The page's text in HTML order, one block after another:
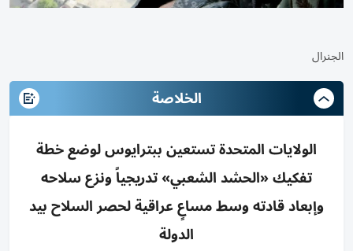
الجنرال
الخلاصة
الولايات المتحدة تستعين ببترايوس لوضع خطة
تفكيك «الحشد الشعبي» تدريجياً ونزع سلاحه
وإبعاد قادته وسط مساعٍ عراقية لحصر السلاح بيد
الدولة